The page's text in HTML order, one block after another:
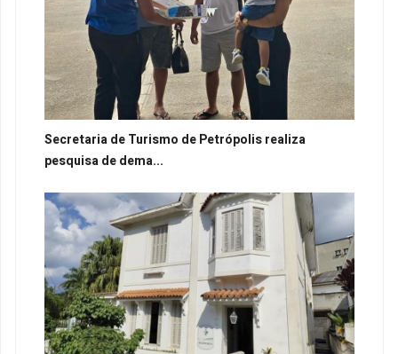
Secretaria de Turismo de Petrópolis realiza
pesquisa de dema...